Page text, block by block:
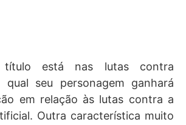
está nas lutas contra
qual seu personagem ganhará
em relação às lutas contra a
Outra característica muito